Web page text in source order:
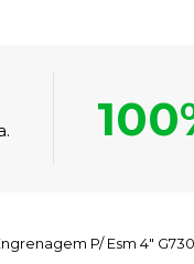
P/ Esm 4"